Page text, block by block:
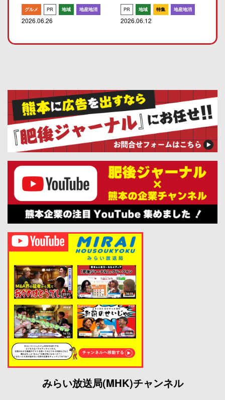
グルメ PR 地域 地産地消
2026.06.26
PR 地域 特集 地産地消
2026.06.12
みらい放送局(MHK)チャンネル